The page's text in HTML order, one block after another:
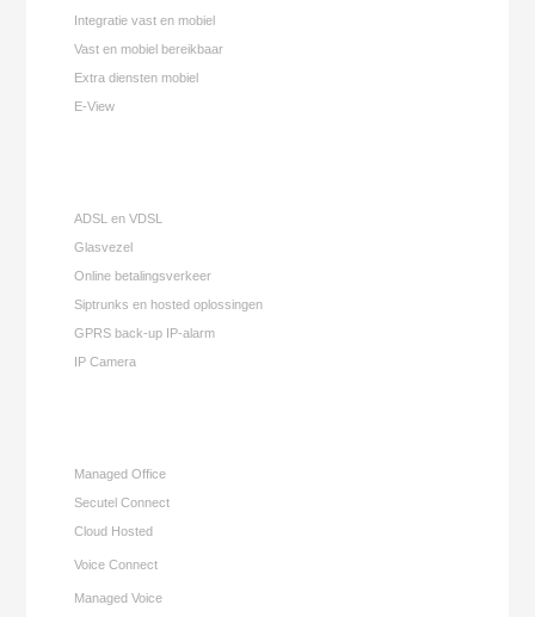
Integratie vast en mobiel
Vast en mobiel bereikbaar
Extra diensten mobiel
E-View
ADSL en VDSL
Glasvezel
Online betalingsverkeer
Siptrunks en hosted oplossingen
GPRS back-up IP-alarm
IP Camera
Managed Office
Secutel Connect
Cloud Hosted
Voice Connect
Managed Voice